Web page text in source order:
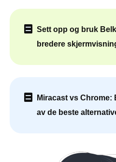
Sett opp og bruk
bredere
Miracast vs Chrome:
av de beste